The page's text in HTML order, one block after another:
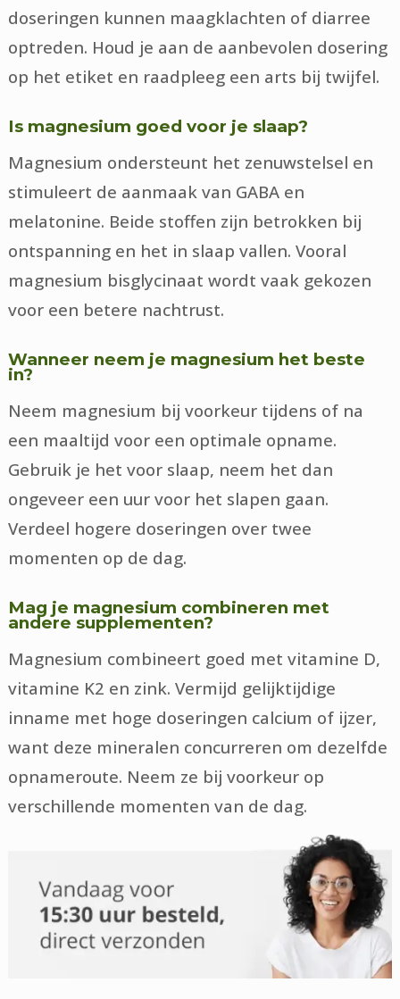
doseringen kunnen maagklachten of diarree
optreden. Houd je aan de aanbevolen dosering
op het etiket en raadpleeg een arts bij twijfel.
Is magnesium goed voor je slaap?
Magnesium ondersteunt het zenuwstelsel en
stimuleert de aanmaak van GABA en
melatonine. Beide stoffen zijn betrokken bij
ontspanning en het in slaap vallen. Vooral
magnesium bisglycinaat wordt vaak gekozen
voor een betere nachtrust.
Wanneer neem je magnesium het beste
in?
Neem magnesium bij voorkeur tijdens of na
een maaltijd voor een optimale opname.
Gebruik je het voor slaap, neem het dan
ongeveer een uur voor het slapen gaan.
Verdeel hogere doseringen over twee
momenten op de dag.
Mag je magnesium combineren met
andere supplementen?
Magnesium combineert goed met vitamine D,
vitamine K2 en zink. Vermijd gelijktijdige
inname met hoge doseringen calcium of ijzer,
want deze mineralen concurreren om dezelfde
opnameroute. Neem ze bij voorkeur op
verschillende momenten van de dag.